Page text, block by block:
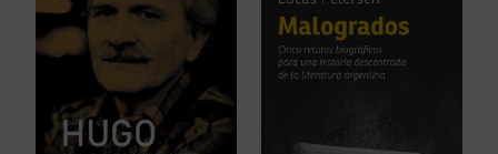
a
o
p